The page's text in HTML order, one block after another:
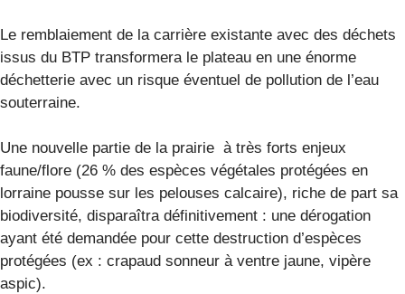
Le remblaiement de la carrière existante avec des déchets
issus du BTP transformera le plateau en une énorme
déchetterie avec un risque éventuel de pollution de l’eau
souterraine.
Une nouvelle partie de la prairie à très forts enjeux
faune/flore (26 % des espèces végétales protégées en
lorraine pousse sur les pelouses calcaire), riche de part sa
biodiversité, disparaîtra définitivement : une dérogation
ayant été demandée pour cette destruction d’espèces
protégées (ex : crapaud sonneur à ventre jaune, vipère
aspic).